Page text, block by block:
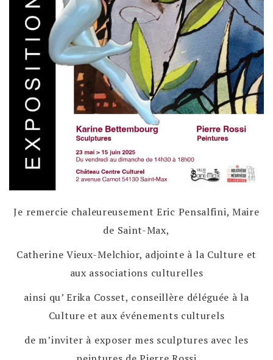
Je remercie chaleureusement Eric Pensalfini, Maire
de Saint-Max,
Catherine Vieux-Melchior, adjointe à la Culture et
aux associations culturelles
ainsi qu’ Erika Cosset, conseillère déléguée à la
Culture et aux événements culturels
de m’inviter à exposer mes sculptures avec les